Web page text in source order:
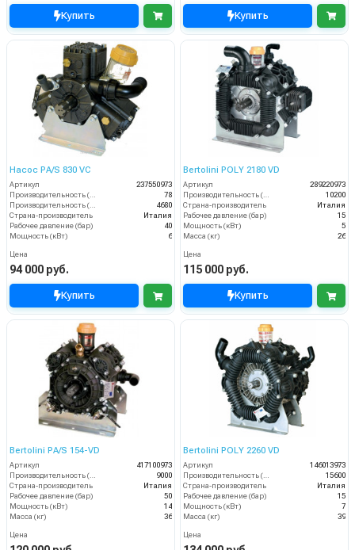
Купить Купить
Насос PA/S 830 VC
Артикул
237550973
Производительность (л/мин)
78
Производительность (л/ч)
4680
Страна-производитель
Италия
Рабочее давление (бар)
40
Мощность (кВт)
6
Цена
94 000 руб.
Купить
Bertolini POLY 2180 VD
Артикул
289220973
Производительность (л/ч)
10200
Страна-производитель
Италия
Рабочее давление (бар)
15
Мощность (кВт)
5
Масса (кг)
26
Цена
115 000 руб.
Купить
Bertolini PA/S 154-VD
Артикул
417100973
9000
Страна-производитель
Италия
Рабочее давление (бар)
50
Мощность (кВт)
14
Масса (кг)
36
Цена
Bertolini POLY 2260 VD
Артикул
146013973
15600
Страна-производитель
Италия
Рабочее давление (бар)
15
Мощность (кВт)
7
Масса (кг)
39
Цена